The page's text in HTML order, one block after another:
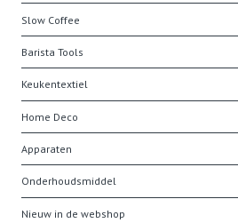
Slow Coffee
Barista Tools
Keukentextiel
Home Deco
Apparaten
Onderhoudsmiddel
Nieuw in de webshop